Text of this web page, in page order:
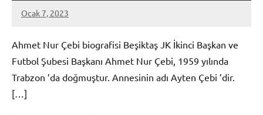
Ocak 7, 2023
admin
Ahmet Nur Çebi biografisi Beşiktaş JK İkinci Başkan ve
Futbol Şubesi Başkanı Ahmet Nur Çebi, 1959 yılında
Trabzon ’da doğmuştur. Annesinin adı Ayten Çebi ’dir.
[…]